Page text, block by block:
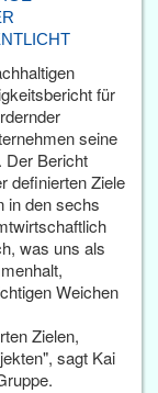
für
seine
Der Bericht
definierten Ziele
in den sechs
was uns als
Weichen
Zielen,
sagt Kai